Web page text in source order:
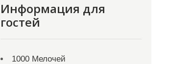
Информация для
гостей
1000 Мелочей